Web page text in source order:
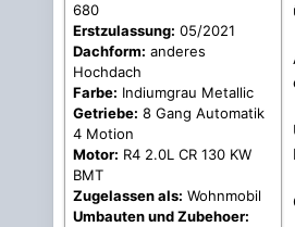
680
Erstzulassung: 05/2021
Dachform: anderes
Hochdach
Farbe: Indiumgrau Metallic
Getriebe: 8 Gang Automatik
4 Motion
Motor: R4 2.0L CR 130 KW
BMT
Zugelassen als: Wohnmobil
Umbauten und Zubehoer: